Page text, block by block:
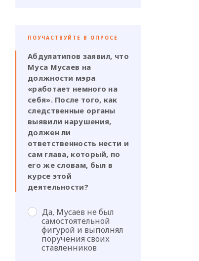
ПОУЧАСТВУЙТЕ В ОПРОСЕ
Абдулатипов заявил, что
Муса Мусаев на
должности мэра
«работает немного на
себя». После того, как
следственные органы
выявили нарушения,
должен ли
ответственность нести и
сам глава, который, по
его же словам, был в
курсе этой
деятельности?
Да, Мусаев не был
самостоятельной
фигурой и выполнял
поручения своих
ставленников